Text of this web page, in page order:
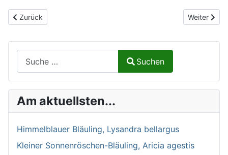
Vorheriger Beitrag: Roesels Beißschrecke, Roeseliana roeselii
Zurück Nächster
Weiter
Type 2 or more characters for results.
Suchen
Am aktuellsten...
Himmelblauer Bläuling, Lysandra bellargus
Kleiner Sonnenröschen-Bläuling, Aricia agestis